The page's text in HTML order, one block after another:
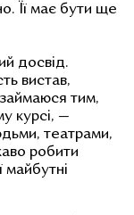
Її має бути ще
досвід.
вистав,
займаюся тим,
курсі, —
театрами,
робити
майбутні